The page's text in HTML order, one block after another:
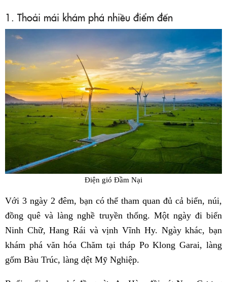
1. Thoải mái khám phá nhiều điểm đến
Điện gió Đầm Nại
Với 3 ngày 2 đêm, bạn có thể tham quan đủ cả biển, núi,
đồng quê và làng nghề truyền thống. Một ngày đi biển
Ninh Chữ, Hang Rái và vịnh Vĩnh Hy. Ngày khác, bạn
khám phá văn hóa Chăm tại tháp Po Klong Garai, làng
gốm Bàu Trúc, làng dệt Mỹ Nghiệp.